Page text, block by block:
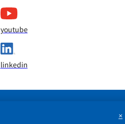
youtube
linkedin
×